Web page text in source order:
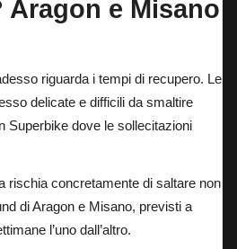
e Misano
riguarda i tempi di recupero. Le
delicate e difficili da smaltire
Superbike dove le sollecitazioni
rischia concretamente di saltare non
di Aragon e Misano, previsti a
l’uno dall’altro.